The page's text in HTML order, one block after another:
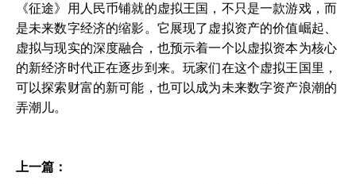
《征途》用人民币铺就的虚拟王国，不只是一款游戏，而
是未来数字经济的缩影。它展现了虚拟资产的价值崛起、
虚拟与现实的深度融合，也预示着一个以虚拟资本为核心
的新经济时代正在逐步到来。玩家们在这个虚拟王国里，
可以探索财富的新可能，也可以成为未来数字资产浪潮的
弄潮儿。
上一篇：